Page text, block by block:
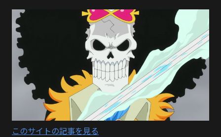
このサイトの記事を見る